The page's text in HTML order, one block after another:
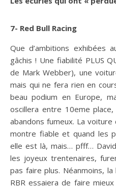
7- Red Bull Racing
Que d’ambitions exhibées
gâchis ! Une fiabilité PLUS
de Mark Webber), une
mais qui ne fera rien en
beau podium en Europe,
oscillera entre 10eme
abandons fumeux. La
montre fiable et quand les
elle est là, mais… pfff…
les joyeux trentenaires,
pas faire plus. Néanmoins,
RBR essaiera de faire mieux